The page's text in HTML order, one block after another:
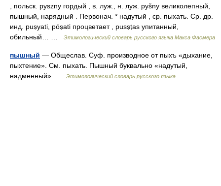
, польск. pyszny гордый , в. луж., н. луж. руšnу великолепный,
пышный, нарядный . Первонач. * надутый , ср. пыхать. Ср. др.
инд. puṣyati, рōṣаti процветает , pusṣṭas упитанный,
обильный… …
Этимологический словарь русского языка Макса Фасмера
пышный — Общеслав. Суф. производное от пыхъ «дыхание,
пыхтение». См. пыхать. Пышный буквально «надутый,
надменный» …
Этимологический словарь русского языка